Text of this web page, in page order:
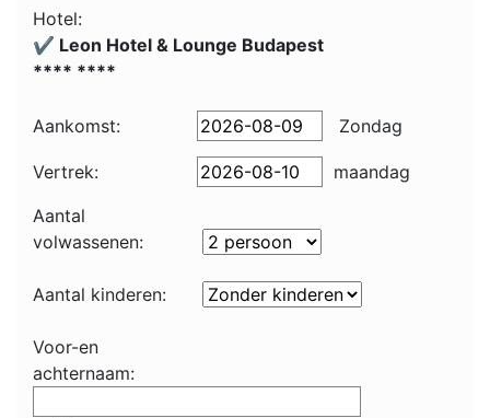
Hotel:
✔️ Leon Hotel & Lounge Budapest
**** ****
Aankomst: Zondag
Vertrek:
maandag
Aantal
volwassenen:
Aantal kinderen:
Voor-en
achternaam: